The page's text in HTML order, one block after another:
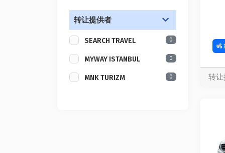
转让提供者
SEARCH TRAVEL 0
MYWAY ISTANBUL 0
MNK TURIZM 0 转